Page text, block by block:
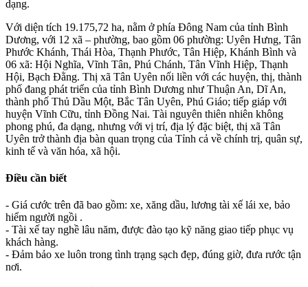
dạng.
Với diện tích 19.175,72 ha, nằm ở phía Đông Nam của tỉnh Bình
Dương, với 12 xã – phường, bao gồm 06 phường: Uyên Hưng, Tân
Phước Khánh, Thái Hòa, Thạnh Phước, Tân Hiệp, Khánh Bình và
06 xã: Hội Nghĩa, Vĩnh Tân, Phú Chánh, Tân Vĩnh Hiệp, Thạnh
Hội, Bạch Đằng. Thị xã Tân Uyên nối liền với các huyện, thị, thành
phố đang phát triển của tỉnh Bình Dương như Thuận An, Dĩ An,
thành phố Thủ Dầu Một, Bắc Tân Uyên, Phú Giáo; tiếp giáp với
huyện Vĩnh Cữu, tỉnh Đồng Nai. Tài nguyên thiên nhiên không
phong phú, đa dạng, nhưng với vị trí, địa lý đặc biệt, thị xã Tân
Uyên trở thành địa bàn quan trọng của Tỉnh cả về chính trị, quân sự,
kinh tế và văn hóa, xã hội.
Điều cần biết
- Giá cước trên đã bao gồm: xe, xăng dầu, lương tài xế lái xe, bảo
hiểm người ngồi .
- Tài xế tay nghề lâu năm, được đào tạo kỹ năng giao tiếp phục vụ
khách hàng.
- Đảm bảo xe luôn trong tình trạng sạch đẹp, đúng giờ, đưa rước tận
nơi.